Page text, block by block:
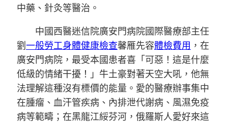
中藥、針灸等醫治。
中國西醫迷信院廣安門病院國際醫療部主任
劉一般勞工身體健康檢查馨雁先容體檢費用 ，在
廣安門病院，最受本國患者喜「可惡！這是什麼
低級的情緒干擾！」牛土豪對著天空大吼，他無
法理解這種沒有標價的能量。愛的醫療辦事集中
在腫瘤、血汗管疾病、內排泄代謝病、風濕免疫
病等範疇；在黑龍江綏芬河，俄羅斯人愛好來這